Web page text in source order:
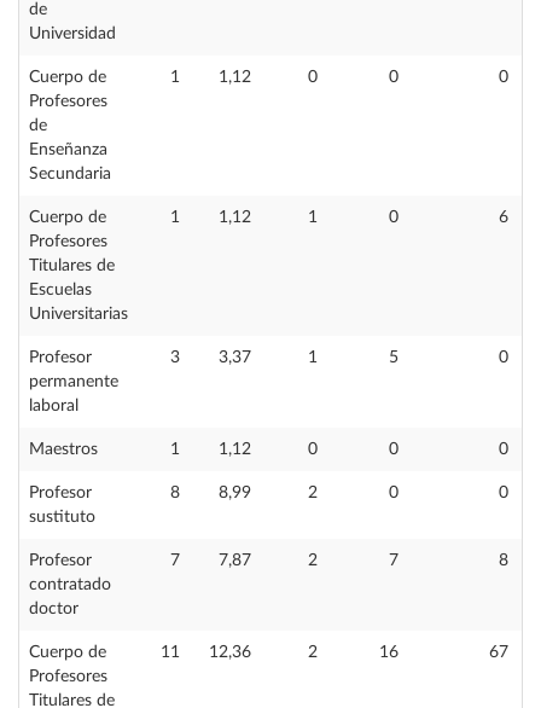
de
Universidad
Cuerpo de
Profesores
de
Enseñanza
Secundaria
1 1,12 0 0 0
Cuerpo de
Profesores
Titulares de
Escuelas
Universitarias
1 1,12 1 0 6
Profesor
permanente
laboral
3 3,37 1 5 0
Maestros 1 1,12 0 0 0
Profesor
sustituto
8 8,99 2 0 0
Profesor
contratado
doctor
7 7,87 2 7 8
Cuerpo de
Profesores
Titulares de
11 12,36 2 16 67